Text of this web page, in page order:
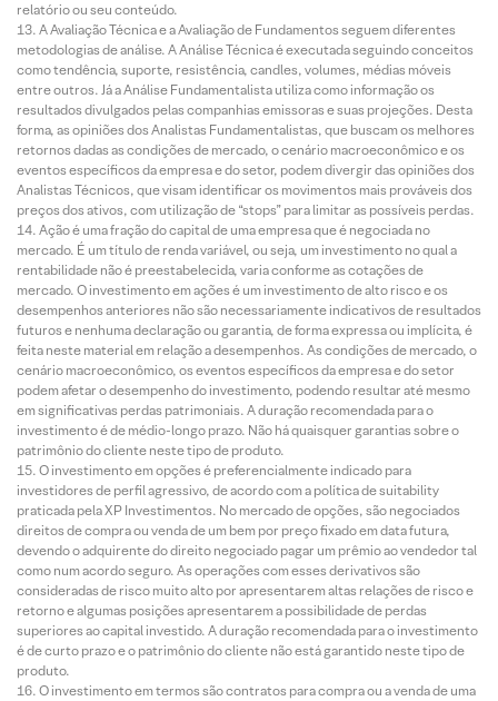
relatório ou seu conteúdo.
A Avaliação Técnica e a Avaliação de Fundamentos seguem diferentes
metodologias de análise. A Análise Técnica é executada seguindo conceitos
como tendência, suporte, resistência, candles, volumes, médias móveis
entre outros. Já a Análise Fundamentalista utiliza como informação os
resultados divulgados pelas companhias emissoras e suas projeções. Desta
forma, as opiniões dos Analistas Fundamentalistas, que buscam os melhores
retornos dadas as condições de mercado, o cenário macroeconômico e os
eventos específicos da empresa e do setor, podem divergir das opiniões dos
Analistas Técnicos, que visam identificar os movimentos mais prováveis dos
preços dos ativos, com utilização de “stops” para limitar as possíveis perdas.
Ação é uma fração do capital de uma empresa que é negociada no
mercado. É um título de renda variável, ou seja, um investimento no qual a
rentabilidade não é preestabelecida, varia conforme as cotações de
mercado. O investimento em ações é um investimento de alto risco e os
desempenhos anteriores não são necessariamente indicativos de resultados
futuros e nenhuma declaração ou garantia, de forma expressa ou implícita, é
feita neste material em relação a desempenhos. As condições de mercado, o
cenário macroeconômico, os eventos específicos da empresa e do setor
podem afetar o desempenho do investimento, podendo resultar até mesmo
em significativas perdas patrimoniais. A duração recomendada para o
investimento é de médio-longo prazo. Não há quaisquer garantias sobre o
patrimônio do cliente neste tipo de produto.
O investimento em opções é preferencialmente indicado para
investidores de perfil agressivo, de acordo com a política de suitability
praticada pela XP Investimentos. No mercado de opções, são negociados
direitos de compra ou venda de um bem por preço fixado em data futura,
devendo o adquirente do direito negociado pagar um prêmio ao vendedor tal
como num acordo seguro. As operações com esses derivativos são
consideradas de risco muito alto por apresentarem altas relações de risco e
retorno e algumas posições apresentarem a possibilidade de perdas
superiores ao capital investido. A duração recomendada para o investimento
é de curto prazo e o patrimônio do cliente não está garantido neste tipo de
produto.
O investimento em termos são contratos para compra ou a venda de uma